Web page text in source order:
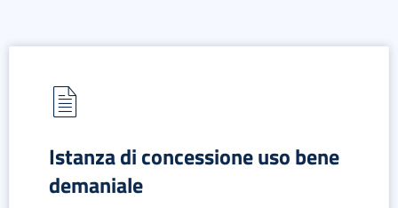
Istanza di concessione uso bene
demaniale